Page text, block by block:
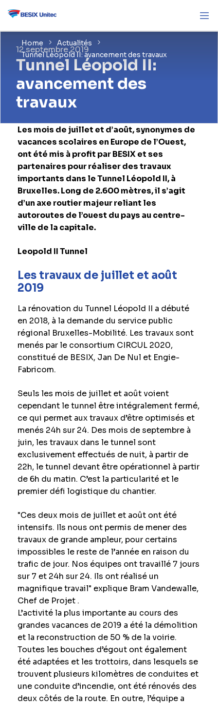
Home
Actualités
Tunnel Léopold II: avancement des travaux
12 septembre 2019
Tunnel Léopold II:
avancement des
travaux
Les mois de juillet et d’août, synonymes de
vacances scolaires en Europe de l’Ouest,
ont été mis à profit par BESIX et ses
partenaires pour réaliser des travaux
importants dans le Tunnel Léopold II, à
Bruxelles. Long de 2.600 mètres, il s’agit
d’un axe routier majeur reliant les
autoroutes de l’ouest du pays au centre-
ville de la capitale.
Leopold II Tunnel
Les travaux de juillet et août
2019
La rénovation du Tunnel Léopold II a débuté
en 2018, à la demande du service public
régional Bruxelles-Mobilité. Les travaux sont
menés par le consortium CIRCUL 2020,
constitué de BESIX, Jan De Nul et Engie-
Fabricom.
Seuls les mois de juillet et août voient
cependant le tunnel être intégralement fermé,
ce qui permet aux travaux d’être optimisés et
menés 24h sur 24. Des mois de septembre à
juin, les travaux dans le tunnel sont
exclusivement effectués de nuit, à partir de
22h, le tunnel devant être opérationnel à partir
de 6h du matin. C’est la particularité et le
premier défi logistique du chantier.
"Ces deux mois de juillet et août ont été
intensifs. Ils nous ont permis de mener des
travaux de grande ampleur, pour certains
impossibles le reste de l’année en raison du
trafic de jour. Nos équipes ont travaillé 7 jours
sur 7 et 24h sur 24. Ils ont réalisé un
magnifique travail" explique Bram Vandewalle,
Chef de Projet .
L’activité la plus importante au cours des
grandes vacances de 2019 a été la démolition
et la reconstruction de 50 % de la voirie.
Toutes les bouches d’égout ont également
été adaptées et les trottoirs, dans lesquels se
trouvent plusieurs kilomètres de conduites et
une conduite d’incendie, ont été rénovés des
deux côtés de la route. En outre, l’équipe a